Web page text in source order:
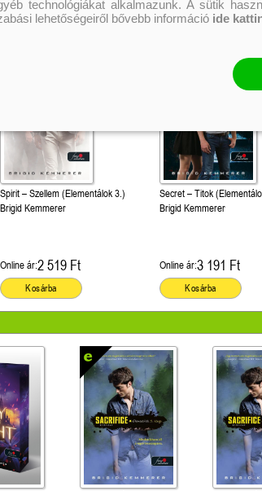
Spirit – Szellem (Elementálok 3.)
Brigid Kemmerer
Online ár:2 519 Ft
Kosárba
Secret – Titok
Brigid Kemmerer
Online ár:3 191 Ft
Kosárba
technológiákat alkalmazunk. A sütik
lehetőségeiről bővebb információ ide